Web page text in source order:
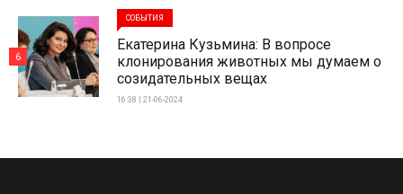
СОБЫТИЯ
Екатерина Кузьмина: В вопросе
клонирования животных мы думаем о
созидательных вещах
16:38 | 21-06-2024
6